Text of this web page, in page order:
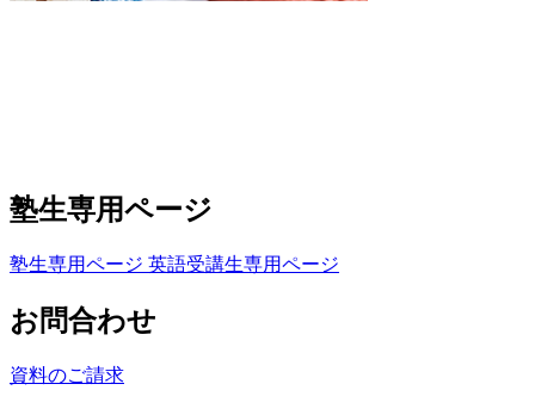
塾生専用ページ
塾生専用ページ 英語受講生専用ページ
お問合わせ
資料のご請求